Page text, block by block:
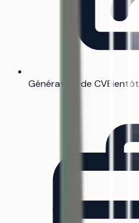
Générateur de CVBientôt